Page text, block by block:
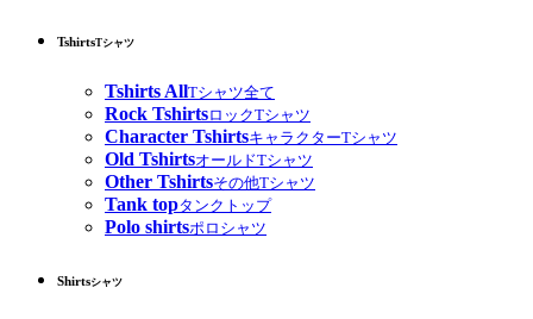
TshirtsTシャツ
Tshirts AllTシャツ全て
Rock TshirtsロックTシャツ
Character TshirtsキャラクターTシャツ
Old TshirtsオールドTシャツ
Other Tshirtsその他Tシャツ
Tank topタンクトップ
Polo shirtsポロシャツ
Shirtsシャツ